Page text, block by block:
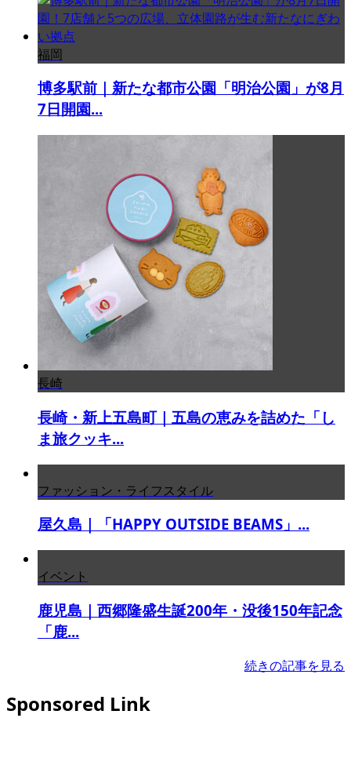
福岡
博多駅前｜新たな都市公園「明治公園」が8月
7日開園...
長崎
長崎・新上五島町｜五島の恵みを詰めた「し
ま旅クッキ...
ファッション・ライフスタイル
屋久島｜「HAPPY OUTSIDE BEAMS」...
イベント
鹿児島｜西郷隆盛生誕200年・没後150年記念
「鹿...
続きの記事を見る
Sponsored Link